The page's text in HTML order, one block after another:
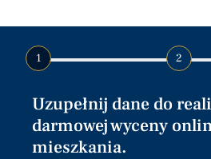
1 2
Uzupełnij dane do
darmowej wyceny
mieszkania.